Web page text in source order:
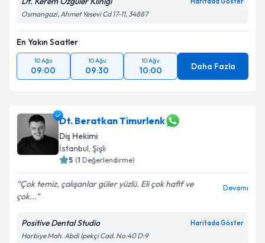
Osmangazi, Ahmet Yesevi Cd 17-11, 34887
En Yakın Saatler
10 Ağu
09:00
10 Ağu
09:30
10 Ağu
10:00 Daha Fazla
Dt. Beratkan Timurlenk
Diş Hekimi
İstanbul, Şişli
5 (1 Değerlendirme)
Çok temiz, çalışanlar güler yüzlü. Eli çok hafif ve
çok...
Devamı
Positive Dental Studio Haritada Göster
Harbiye Mah. Abdi İpekçi Cad. No:40 D:9